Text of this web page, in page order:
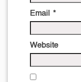
Email *
Website